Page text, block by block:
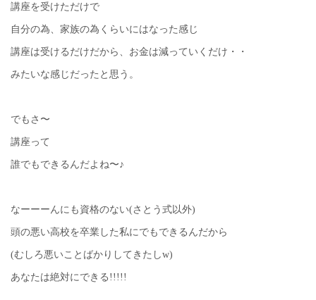
講座を受けただけで
自分の為、家族の為くらいにはなった感じ
講座は受けるだけだから、お金は減っていくだけ・・
みたいな感じだったと思う。
でもさ〜
講座って
誰でもできるんだよね〜♪
なーーーんにも資格のない(さとう式以外)
頭の悪い高校を卒業した私にでもできるんだから
(むしろ悪いことばかりしてきたしw)
あなたは絶対にできる!!!!!